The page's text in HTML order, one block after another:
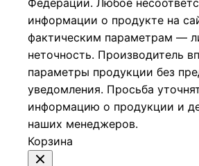
Федерации. Любое
информации о продукте на
фактическим параметрам —
неточность. Производитель
параметры продукции без
уведомления. Просьба
информацию о продукции и
наших менеджеров.
Корзина